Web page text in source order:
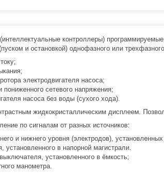
контроллеры)
и остановкой) однофазного или
электродвигателя насоса;
пониженного сетевого напряжения;
насоса без воды (сухого хода).
жидкокристаллическим дисплеем.
по сигналам от разных источников:
и нижнего уровня (электродов),
установленного в напорной магистрали.
установленного в ёмкость;
манометра.